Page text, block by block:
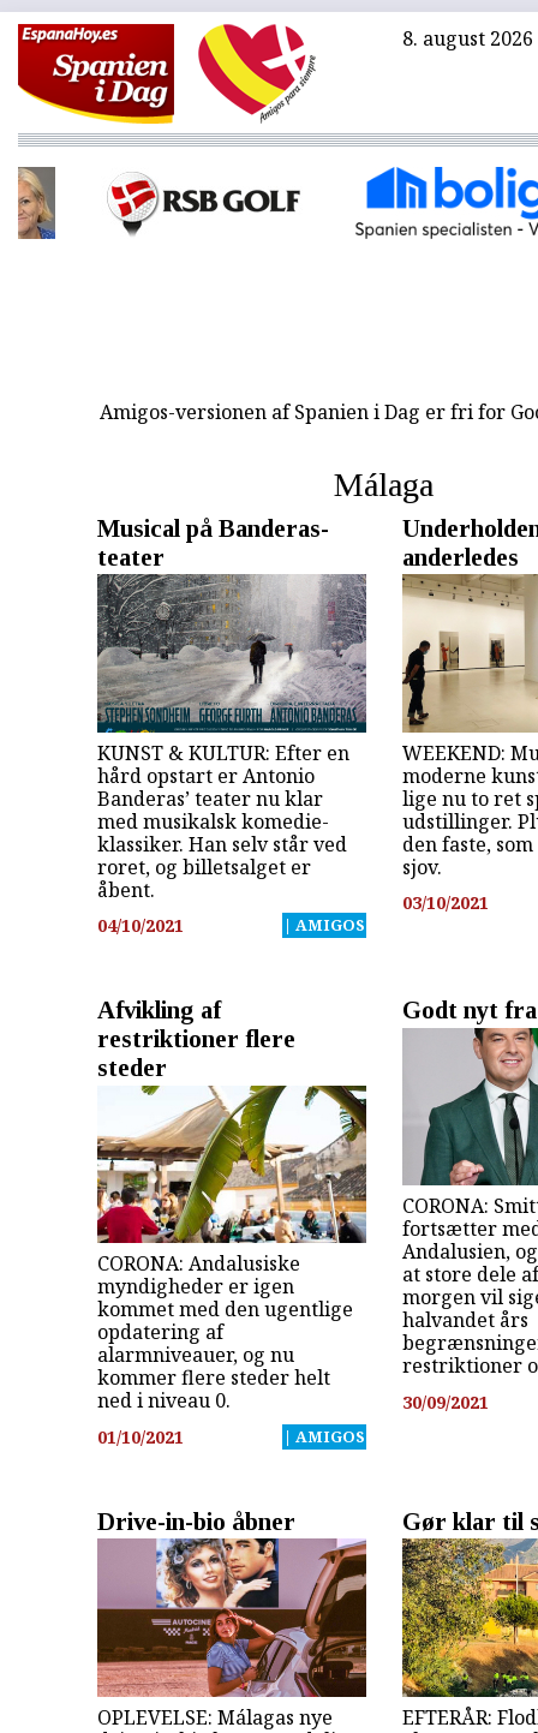
8. august 2026
Amigos-versionen af Spanien i Dag er fri for
Málaga
Musical på Banderas-
teater
KUNST & KULTUR: Efter en
hård opstart er Antonio
Banderas’ teater nu klar
med musikalsk komedie-
klassiker. Han selv står ved
roret, og billetsalget er
åbent.
04/10/2021 | AMIGOS
anderledes
WEEKEND:
moderne
lige nu to ret
udstillinger.
den faste,
sjov.
03/10/2021
Afvikling af
restriktioner flere
steder
CORONA: Andalusiske
myndigheder er igen
kommet med den ugentlige
opdatering af
alarmniveauer, og nu
kommer flere steder helt
ned i niveau 0.
01/10/2021 | AMIGOS
Godt nyt fra
CORONA:
fortsætter
Andalusien,
at store dele
morgen vil
halvandet års
restriktioner
30/09/2021
Drive-in-bio åbner
OPLEVELSE: Málagas nye
Gør klar til
EFTERÅR: